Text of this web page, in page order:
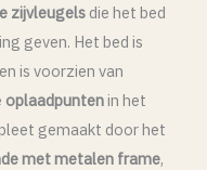
zijvleugels die het bed
geven. Het bed is
en is voorzien van
oplaadpuntenin het
gemaakt door het
met metalen frame,